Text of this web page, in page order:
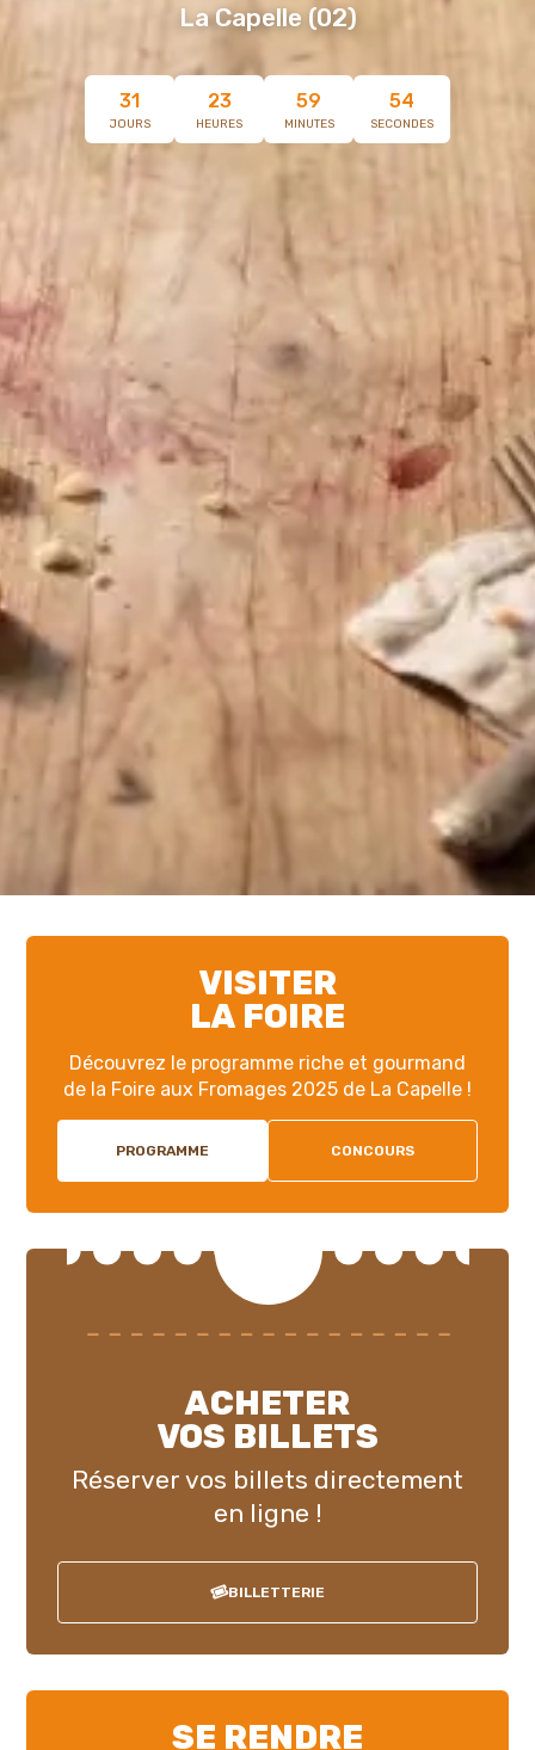
La Capelle (02)
31
JOURS
23
HEURES
59
MINUTES
53
SECONDES
VISITER
LA FOIRE
Découvrez le programme riche et gourmand
de la Foire aux Fromages 2025 de La Capelle !
PROGRAMME CONCOURS
ACHETER
VOS BILLETS
Réserver vos billets directement
en ligne !
BILLETTERIE
SE RENDRE